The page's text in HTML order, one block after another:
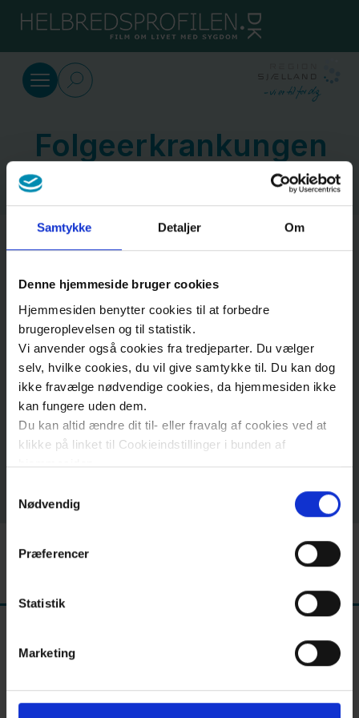
Samtykke Detaljer Om
Denne hjemmeside bruger cookies
Hjemmesiden benytter cookies til at forbedre
brugeroplevelsen og til statistik.
Vi anvender også cookies fra tredjeparter. Du vælger
selv, hvilke cookies, du vil give samtykke til. Du kan dog
ikke fravælge nødvendige cookies, da hjemmesiden ikke
kan fungere uden dem.
Du kan altid ændre dit til- eller fravalg af cookies ved at
klikke på linket til Cookieindstillinger i bunden af
hjemmesiden.
Læs mere om brugen af cookies på vores hjemmeside
Læs mere om vores behandling af personoplysninger
her.
Nødvendig
Præferencer
Statistik
Marketing
SkipToMain.AriaLabel
Deutsch
Diabetes
Typ-1-
Diabetes
Typ-2-
Leben
mit
Diabetes
Ernährung
und
Getränke
Behandlung
Folgeerkrankungen
Folgeerkrankungen
Neuropathie und Charcot
Amputation
Fußgeschwür